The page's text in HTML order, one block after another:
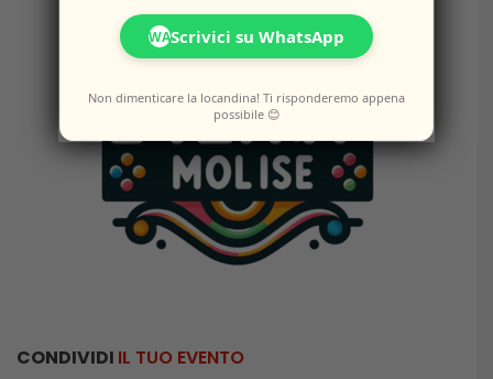
CONDIVIDI IL TUO EVENTO
WAScrivici su WhatsApp
Non dimenticare la locandina! Ti risponderemo appena
possibile 😊